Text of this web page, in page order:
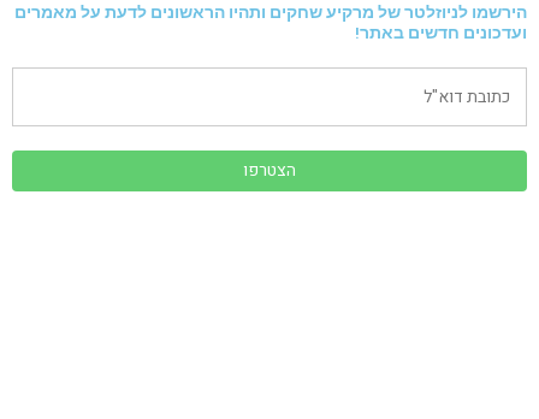
הירשמו לניוזלטר של מרקיע שחקים ותהיו הראשונים לדעת על מאמרים
ועדכונים חדשים באתר!